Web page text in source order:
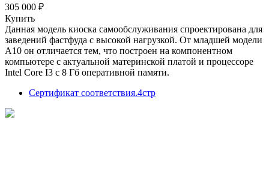
305 000 ₽
Купить
Данная модель киоска самообслуживания спроектирована для
заведений фастфуда с высокой нагрузкой. От младшей модели
А10 он отличается тем, что построен на компонентном
компьютере с актуальной материнской платой и процессоре
Intel Core I3 с 8 Гб оперативной памяти.
Сертификат соответствия.4стр